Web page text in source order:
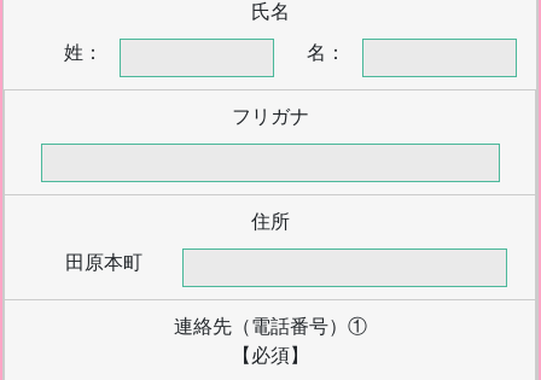
氏名
姓：
名：
フリガナ
住所
田原本町
連絡先（電話番号）①
【必須】